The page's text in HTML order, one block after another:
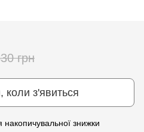
грн
коли з'явиться
накопичувальної знижки